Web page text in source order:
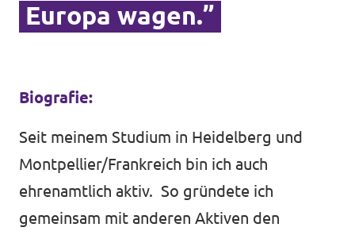
Europa wagen.”
Biografie:
Seit meinem Studium in Heidelberg und
Montpellier/Frankreich bin ich auch
ehrenamtlich aktiv. So gründete ich
gemeinsam mit anderen Aktiven den